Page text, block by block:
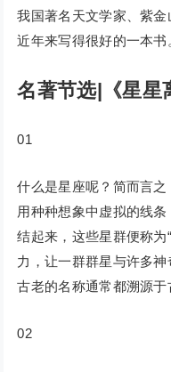
我国著名天文学家、紫
近年来写得很好的一本书
名著节选|《星星
01
什么是星座呢？简而言
用种种想象中虚拟的线
结起来，这些星群便称为
力，让一群群星与许多
古老的名称通常都溯源于
02